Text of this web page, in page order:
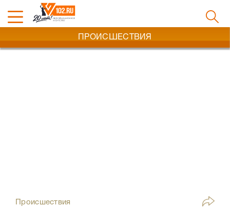
ПРОИСШЕСТВИЯ
Происшествия